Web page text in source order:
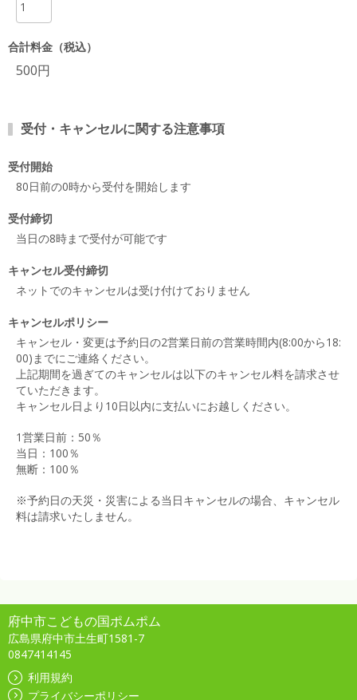
合計料金（税込）
500円
受付・キャンセルに関する注意事項
受付開始
80日前の0時から受付を開始します
受付締切
当日の8時まで受付が可能です
キャンセル受付締切
ネットでのキャンセルは受け付けておりません
キャンセルポリシー
キャンセル・変更は予約日の2営業日前の営業時間内(8:00から18:
00)までにご連絡ください。
上記期間を過ぎてのキャンセルは以下のキャンセル料を請求させ
ていただきます。
キャンセル日より10日以内に支払いにお越しください。
1営業日前：50％
当日：100％
無断：100％
※予約日の天災・災害による当日キャンセルの場合、キャンセル
料は請求いたしません。
府中市こどもの国ポムポム
広島県府中市土生町1581-7
0847414145
利用規約
プライバシーポリシー